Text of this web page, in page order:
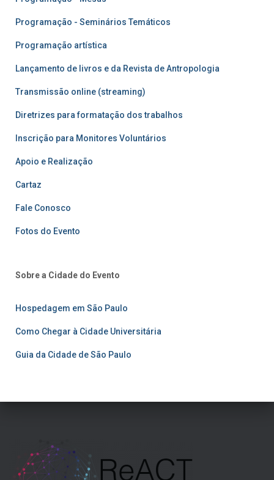
Programação - Seminários Temáticos
Programação artística
Lançamento de livros e da Revista de Antropologia
Transmissão online (streaming)
Diretrizes para formatação dos trabalhos
Inscrição para Monitores Voluntários
Apoio e Realização
Cartaz
Fale Conosco
Fotos do Evento
Sobre a Cidade do Evento
Hospedagem em São Paulo
Como Chegar à Cidade Universitária
Guia da Cidade de São Paulo